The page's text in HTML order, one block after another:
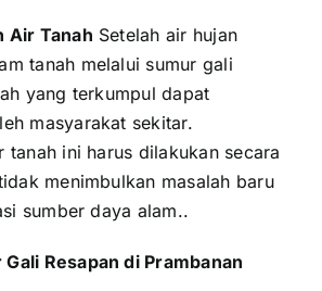
Air Tanah Setelah air hujan
tanah melalui sumur gali
yang terkumpul dapat
masyarakat sekitar.
tanah ini harus dilakukan secara
menimbulkan masalah baru
sumber daya alam..
Resapan di Prambanan